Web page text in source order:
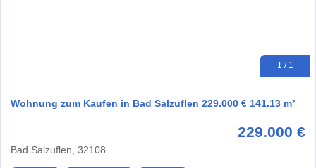
1 / 1
Wohnung zum Kaufen in Bad Salzuflen 229.000 € 141.13 m²
229.000 €
Bad Salzuflen, 32108